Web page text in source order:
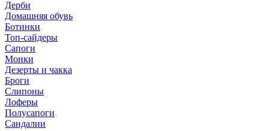
Дерби
Домашняя обувь
Ботинки
Топ-сайдеры
Сапоги
Монки
Дезерты и чакка
Броги
Слипоны
Лоферы
Полусапоги
Сандалии